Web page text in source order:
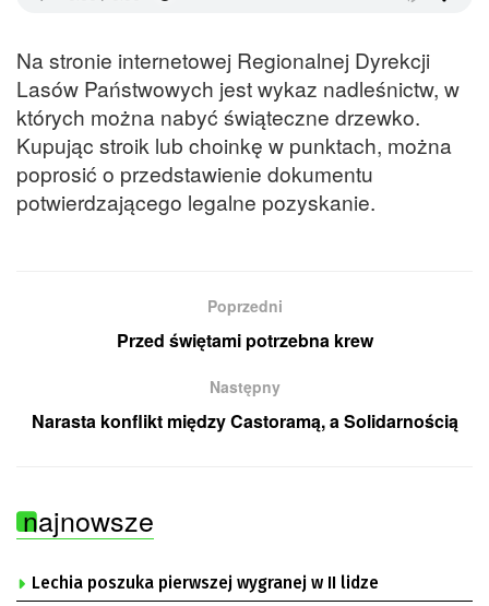
Na stronie internetowej Regionalnej Dyrekcji
Lasów Państwowych jest wykaz nadleśnictw, w
których można nabyć świąteczne drzewko.
Kupując stroik lub choinkę w punktach, można
poprosić o przedstawienie dokumentu
potwierdzającego legalne pozyskanie.
Poprzedni
Przed świętami potrzebna krew
Następny
Narasta konflikt między Castoramą, a Solidarnością
najnowsze
Lechia poszuka pierwszej wygranej w II lidze